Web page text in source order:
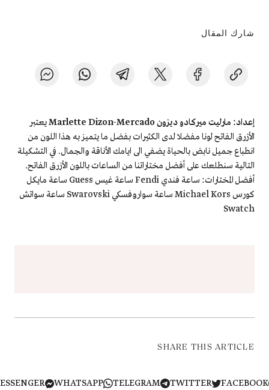
شارك المقال
إعداد: مارليت ميركادو ديزون Marlette Dizon-Mercado
يعتبر
الأزرق الفاتح لونا مفضلا لدى الكثيرات بفضل ما يتميز به هذا اللون من
انطباع جميل نابض بالحياة يضفي الى ايامك الأناقة والجمال. في التشكيلة
التالية سنطلعك على أفضل مختاراتنا من الساعات باللون الأزرق الفاتح.
أفضل المختارات: ساعة فندي Fendi ساعة غيس Guess ساعة مايكل
كورس Michael Kors ساعة سواروفسكي Swarovski ساعة سواتش
Swatch
SHARE THIS ARTICLE
TWITTER
TELEGRAM
WHATSAPP
MESSENGER